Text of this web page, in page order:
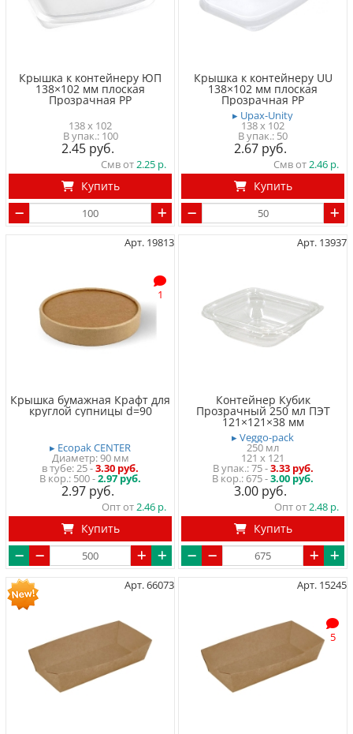
Крышка к контейнеру ЮП
138×102 мм плоская
Прозрачная PP
138 x 102
100
2.45
Смв от2.25
Купить
Крышка к контейнеру UU
138×102 мм плоская
Прозрачная PP
▸ Upax-Unity
138 x 102
50
2.67
Смв от2.46
Купить
Арт. 19813
1
Крышка бумажная Крафт для
круглой супницы d=90
▸ Ecopak CENTER
Диаметр: 90 мм
в тубе 25-3.30 руб.
500 -2.97 руб.
2.97
Опт от2.46
Купить
Арт. 13937
Контейнер Кубик
Прозрачный 250 мл ПЭТ
121×121×38 мм
▸ Veggo-pack
250 мл
121 x 121
75-3.33 руб.
675 -3.00 руб.
3.00
Опт от2.48
Купить
Арт. 66073 Арт. 15245
5